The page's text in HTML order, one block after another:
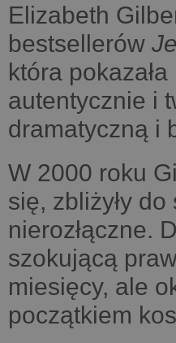
Elizabeth
bestsellerów
która
autentycznie i
dramatyczną i
W 2000 roku
się, zbliżyły
nierozłączne.
szokującą
miesięcy, ale
początkiem